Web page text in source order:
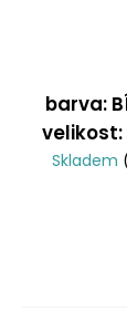
barva:
velikost:
Skladem